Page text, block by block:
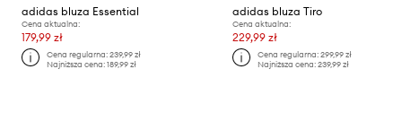
adidas bluza Essential
Cena aktualna:
179,99 zł
Cena regularna:239,99 zł
Najniższa cena:189,99 zł
adidas bluza Tiro
Cena aktualna:
229,99 zł
Cena regularna: 299,99 zł
Najniższa cena: 239,99 zł